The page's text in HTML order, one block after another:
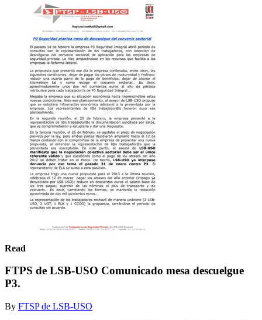
Read
FTPS de LSB-USO Comunicado mesa descuelgue
P3.
By FTSP de LSB-USO